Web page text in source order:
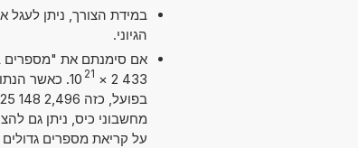
במידת הצורך, ניתן
הגיוני.
433 2
×
10 21
על קריאת מספרים גדולים